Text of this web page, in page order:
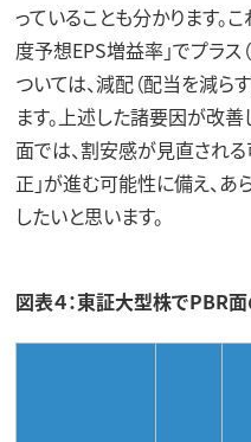
っていることも分かります。
度予想EPS増益率」でプラス
ついては、減配（配当を減ら
ます。上述した諸要因が改
面では、割安感が見直され
正」が進む可能性に備え、
したいと思います。
図表４：東証大型株でPBR面